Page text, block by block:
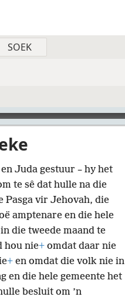
en Juda gestuur – hy het
te sê dat hulle na die
Pasga vir Jehovah, die
amptenare en die hele
die tweede maand te
hou nie+ omdat daar nie
+ en omdat die volk nie in
en die hele gemeente het
besluit om ’n